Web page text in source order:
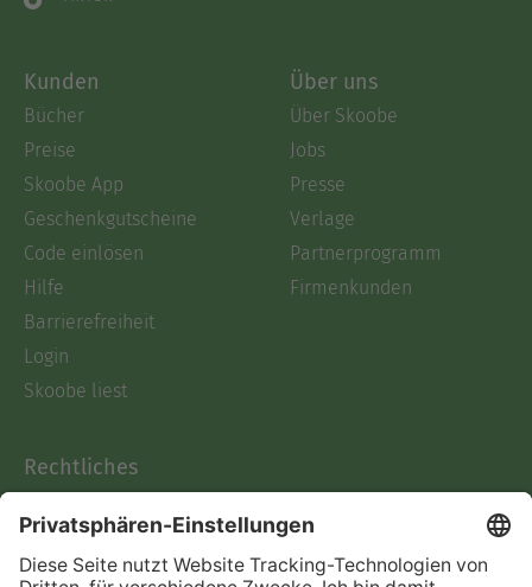
Kunden
Bücher
Preise
Skoobe App
Geschenkgutscheine
Code einlösen
Hilfe
Barrierefreiheit
Login
Skoobe liest
Über uns
Über Skoobe
Jobs
Presse
Verlage
Partnerprogramm
Firmenkunden
Rechtliches
AGB
Informationen nach Data